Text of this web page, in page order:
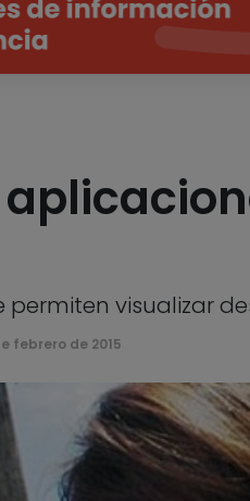
permiten visualizar
febrero de 2015